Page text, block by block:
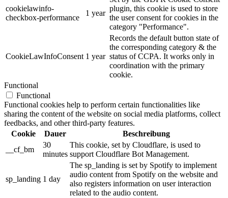
cookielawinfo-
checkbox-performance
1 year
plugin, this cookie is used to store
the user consent for cookies in the
category "Performance".
CookieLawInfoConsent 1 year
Records the default button state of
the corresponding category & the
status of CCPA. It works only in
coordination with the primary
cookie.
Functional
Functional
Functional cookies help to perform certain functionalities like
sharing the content of the website on social media platforms, collect
feedbacks, and other third-party features.
Cookie
Dauer
Beschreibung
__cf_bm
30
minutes
This cookie, set by Cloudflare, is used to
support Cloudflare Bot Management.
sp_landing 1 day
The sp_landing is set by Spotify to implement
audio content from Spotify on the website and
also registers information on user interaction
related to the audio content.